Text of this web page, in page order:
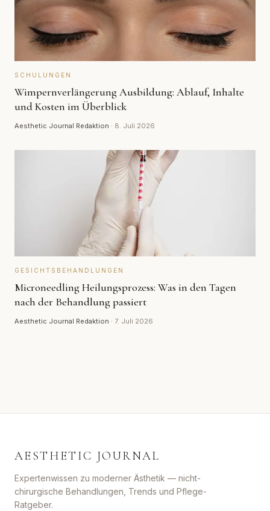
SCHULUNGEN
Wimpernverlängerung Ausbildung: Ablauf, Inhalte
und Kosten im Überblick
Aesthetic Journal Redaktion · 8. Juli 2026
GESICHTSBEHANDLUNGEN
Microneedling Heilungsprozess: Was in den Tagen
nach der Behandlung passiert
Aesthetic Journal Redaktion · 7. Juli 2026
AESTHETIC JOURNAL
Expertenwissen zu moderner Ästhetik — nicht-
chirurgische Behandlungen, Trends und Pflege-
Ratgeber.